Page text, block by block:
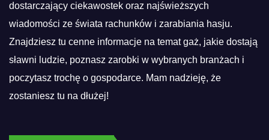
dostarczający ciekawostek oraz najświeższych
wiadomości ze świata rachunków i zarabiania hasju.
Znajdziesz tu cenne informacje na temat gaż, jakie dostają
sławni ludzie, poznasz zarobki w wybranych branżach i
poczytasz trochę o gospodarce. Mam nadzieję, że
zostaniesz tu na dłużej!